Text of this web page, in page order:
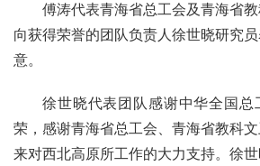
傅涛代表青海省总工会及青海省
向获得荣誉的团队负责人徐世晓研究
意。
徐世晓代表团队感谢中华全国总
荣，感谢青海省总工会、青海省教科
来对西北高原所工作的大力支持。徐